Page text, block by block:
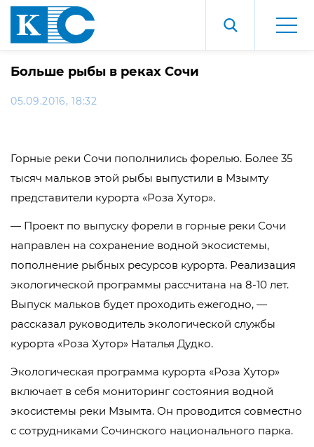
Больше рыбы в реках Сочи
05.09.2016, 18:32
Горные реки Сочи пополнились форелью. Более 35
тысяч мальков этой рыбы выпустили в Мзымту
представители курорта «Роза Хутор».
— Проект по выпуску форели в горные реки Сочи
направлен на сохранение водной экосистемы,
пополнение рыбных ресурсов курорта. Реализация
экологической программы рассчитана на 8-10 лет.
Выпуск мальков будет проходить ежегодно, —
рассказал руководитель экологической службы
курорта «Роза Хутор» Наталья Дудко.
Экологическая программа курорта «Роза Хутор»
включает в себя мониторинг состояния водной
экосистемы реки Мзымта. Он проводится совместно
с сотрудниками Сочинского национального парка.